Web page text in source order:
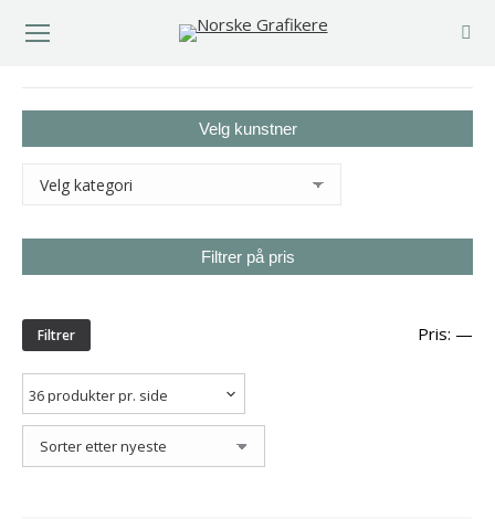
Velg kunstner
Filtrer på pris
Filtrer Pris: —